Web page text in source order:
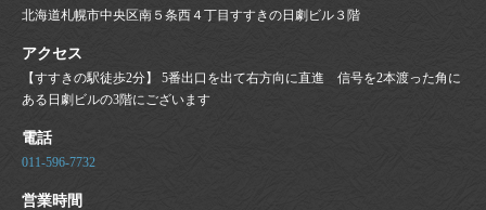
北海道札幌市中央区南５条西４丁目すすきの日劇ビル３階
アクセス
【すすきの駅徒歩2分】 5番出口を出て右方向に直進 信号を2本渡った角に
ある日劇ビルの3階にございます
電話
011-596-7732
営業時間